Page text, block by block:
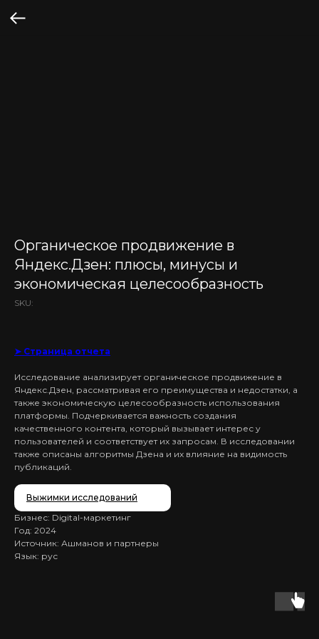
Органическое продвижение в
Яндекс.Дзен: плюсы, минусы и
экономическая целесообразность
SKU:
➤ Страница отчета
Исследование анализирует органическое продвижение в
Яндекс.Дзен, рассматривая его преимущества и недостатки, а
также экономическую целесообразность использования
платформы. Подчеркивается важность создания
качественного контента, который вызывает интерес у
пользователей и соответствует их запросам. В исследовании
также описаны алгоритмы Дзена и их влияние на видимость
публикаций.
Выжимки исследований
Бизнес: Digital-маркетинг
Год: 2024
Источник: Ашманов и партнеры
Язык: рус